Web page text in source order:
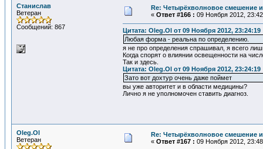
Станислав
Ветеран
Сообщений: 867
Re: Четырёхволновое смешение и
« Ответ #166 : 09 Ноября 2012,
Цитата: Oleg.Ol от 09 Ноября 2012, 23:24:19
Любая форма - реальна по определению.
я не про определения спрашивал, я всего
Когда спорят о влиянии освещенности на
Так и здесь.
Цитата: Oleg.Ol от 09 Ноября 2012, 23:24:19
Зато вот дохтур очень даже поймет
вы уже авторитет и в области медицины?
Лично я не уполномочен ставить диагноз.
Oleg.Ol
Ветеран
Re: Четырёхволновое смешение и
« Ответ #167 : 09 Ноября 2012,